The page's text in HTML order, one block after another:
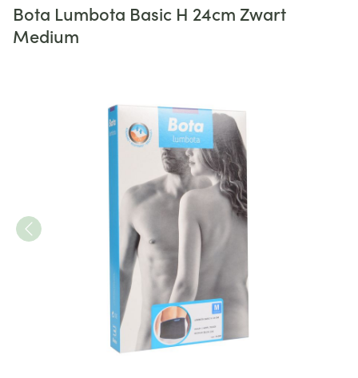
Bota Lumbota Basic H 24cm Zwart
Medium